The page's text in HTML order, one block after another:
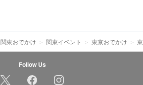
関東おでかけ 関東イベント 東京おでかけ
Follow Us